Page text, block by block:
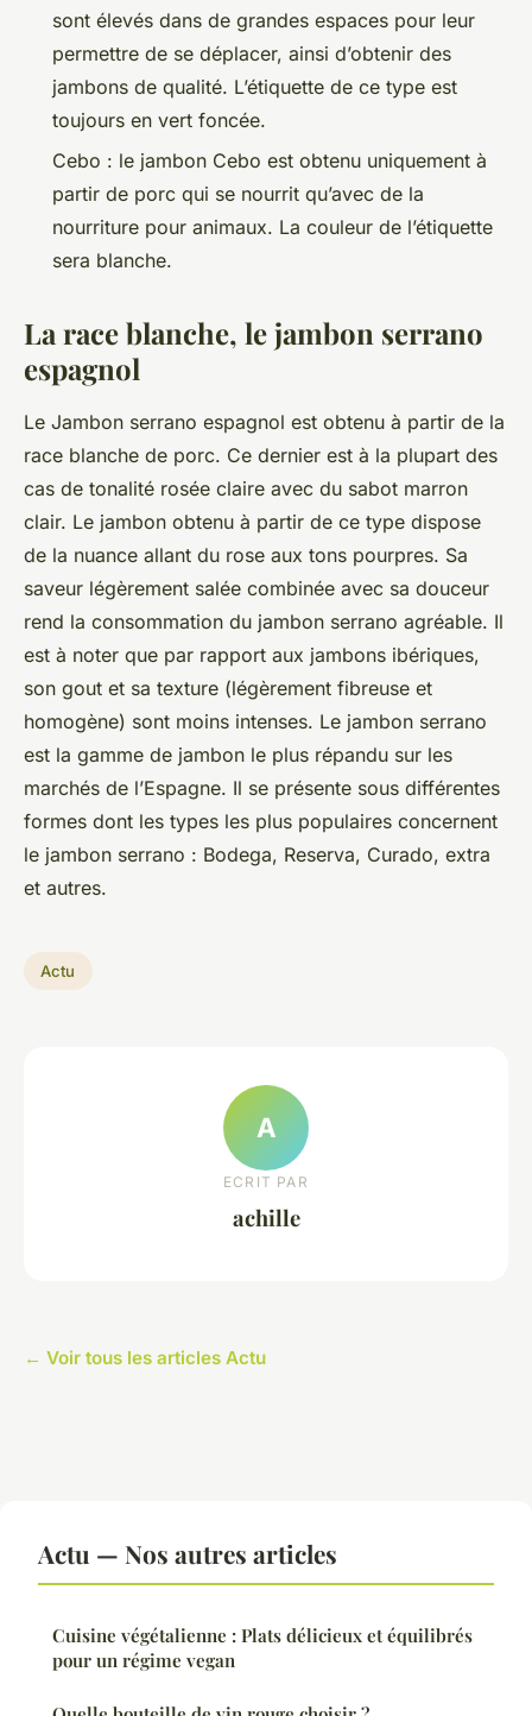
sont élevés dans de grandes espaces pour leur
permettre de se déplacer, ainsi d’obtenir des
jambons de qualité. L’étiquette de ce type est
toujours en vert foncée.
Cebo : le jambon Cebo est obtenu uniquement à
partir de porc qui se nourrit qu’avec de la
nourriture pour animaux. La couleur de l’étiquette
sera blanche.
La race blanche, le jambon serrano
espagnol
Le Jambon serrano espagnol est obtenu à partir de la
race blanche de porc. Ce dernier est à la plupart des
cas de tonalité rosée claire avec du sabot marron
clair. Le jambon obtenu à partir de ce type dispose
de la nuance allant du rose aux tons pourpres. Sa
saveur légèrement salée combinée avec sa douceur
rend la consommation du jambon serrano agréable. Il
est à noter que par rapport aux jambons ibériques,
son gout et sa texture (légèrement fibreuse et
homogène) sont moins intenses. Le jambon serrano
est la gamme de jambon le plus répandu sur les
marchés de l’Espagne. Il se présente sous différentes
formes dont les types les plus populaires concernent
le jambon serrano : Bodega, Reserva, Curado, extra
et autres.
Actu
A
ECRIT PAR
achille
← Voir tous les articles Actu
Actu — Nos autres articles
Cuisine végétalienne : Plats délicieux et équilibrés
pour un régime vegan